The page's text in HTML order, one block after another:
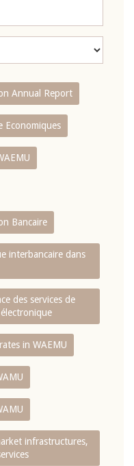
Annual Report
Economiques
Bancaire
interbancaire dans
des services de
in WAEMU
infrastructures,